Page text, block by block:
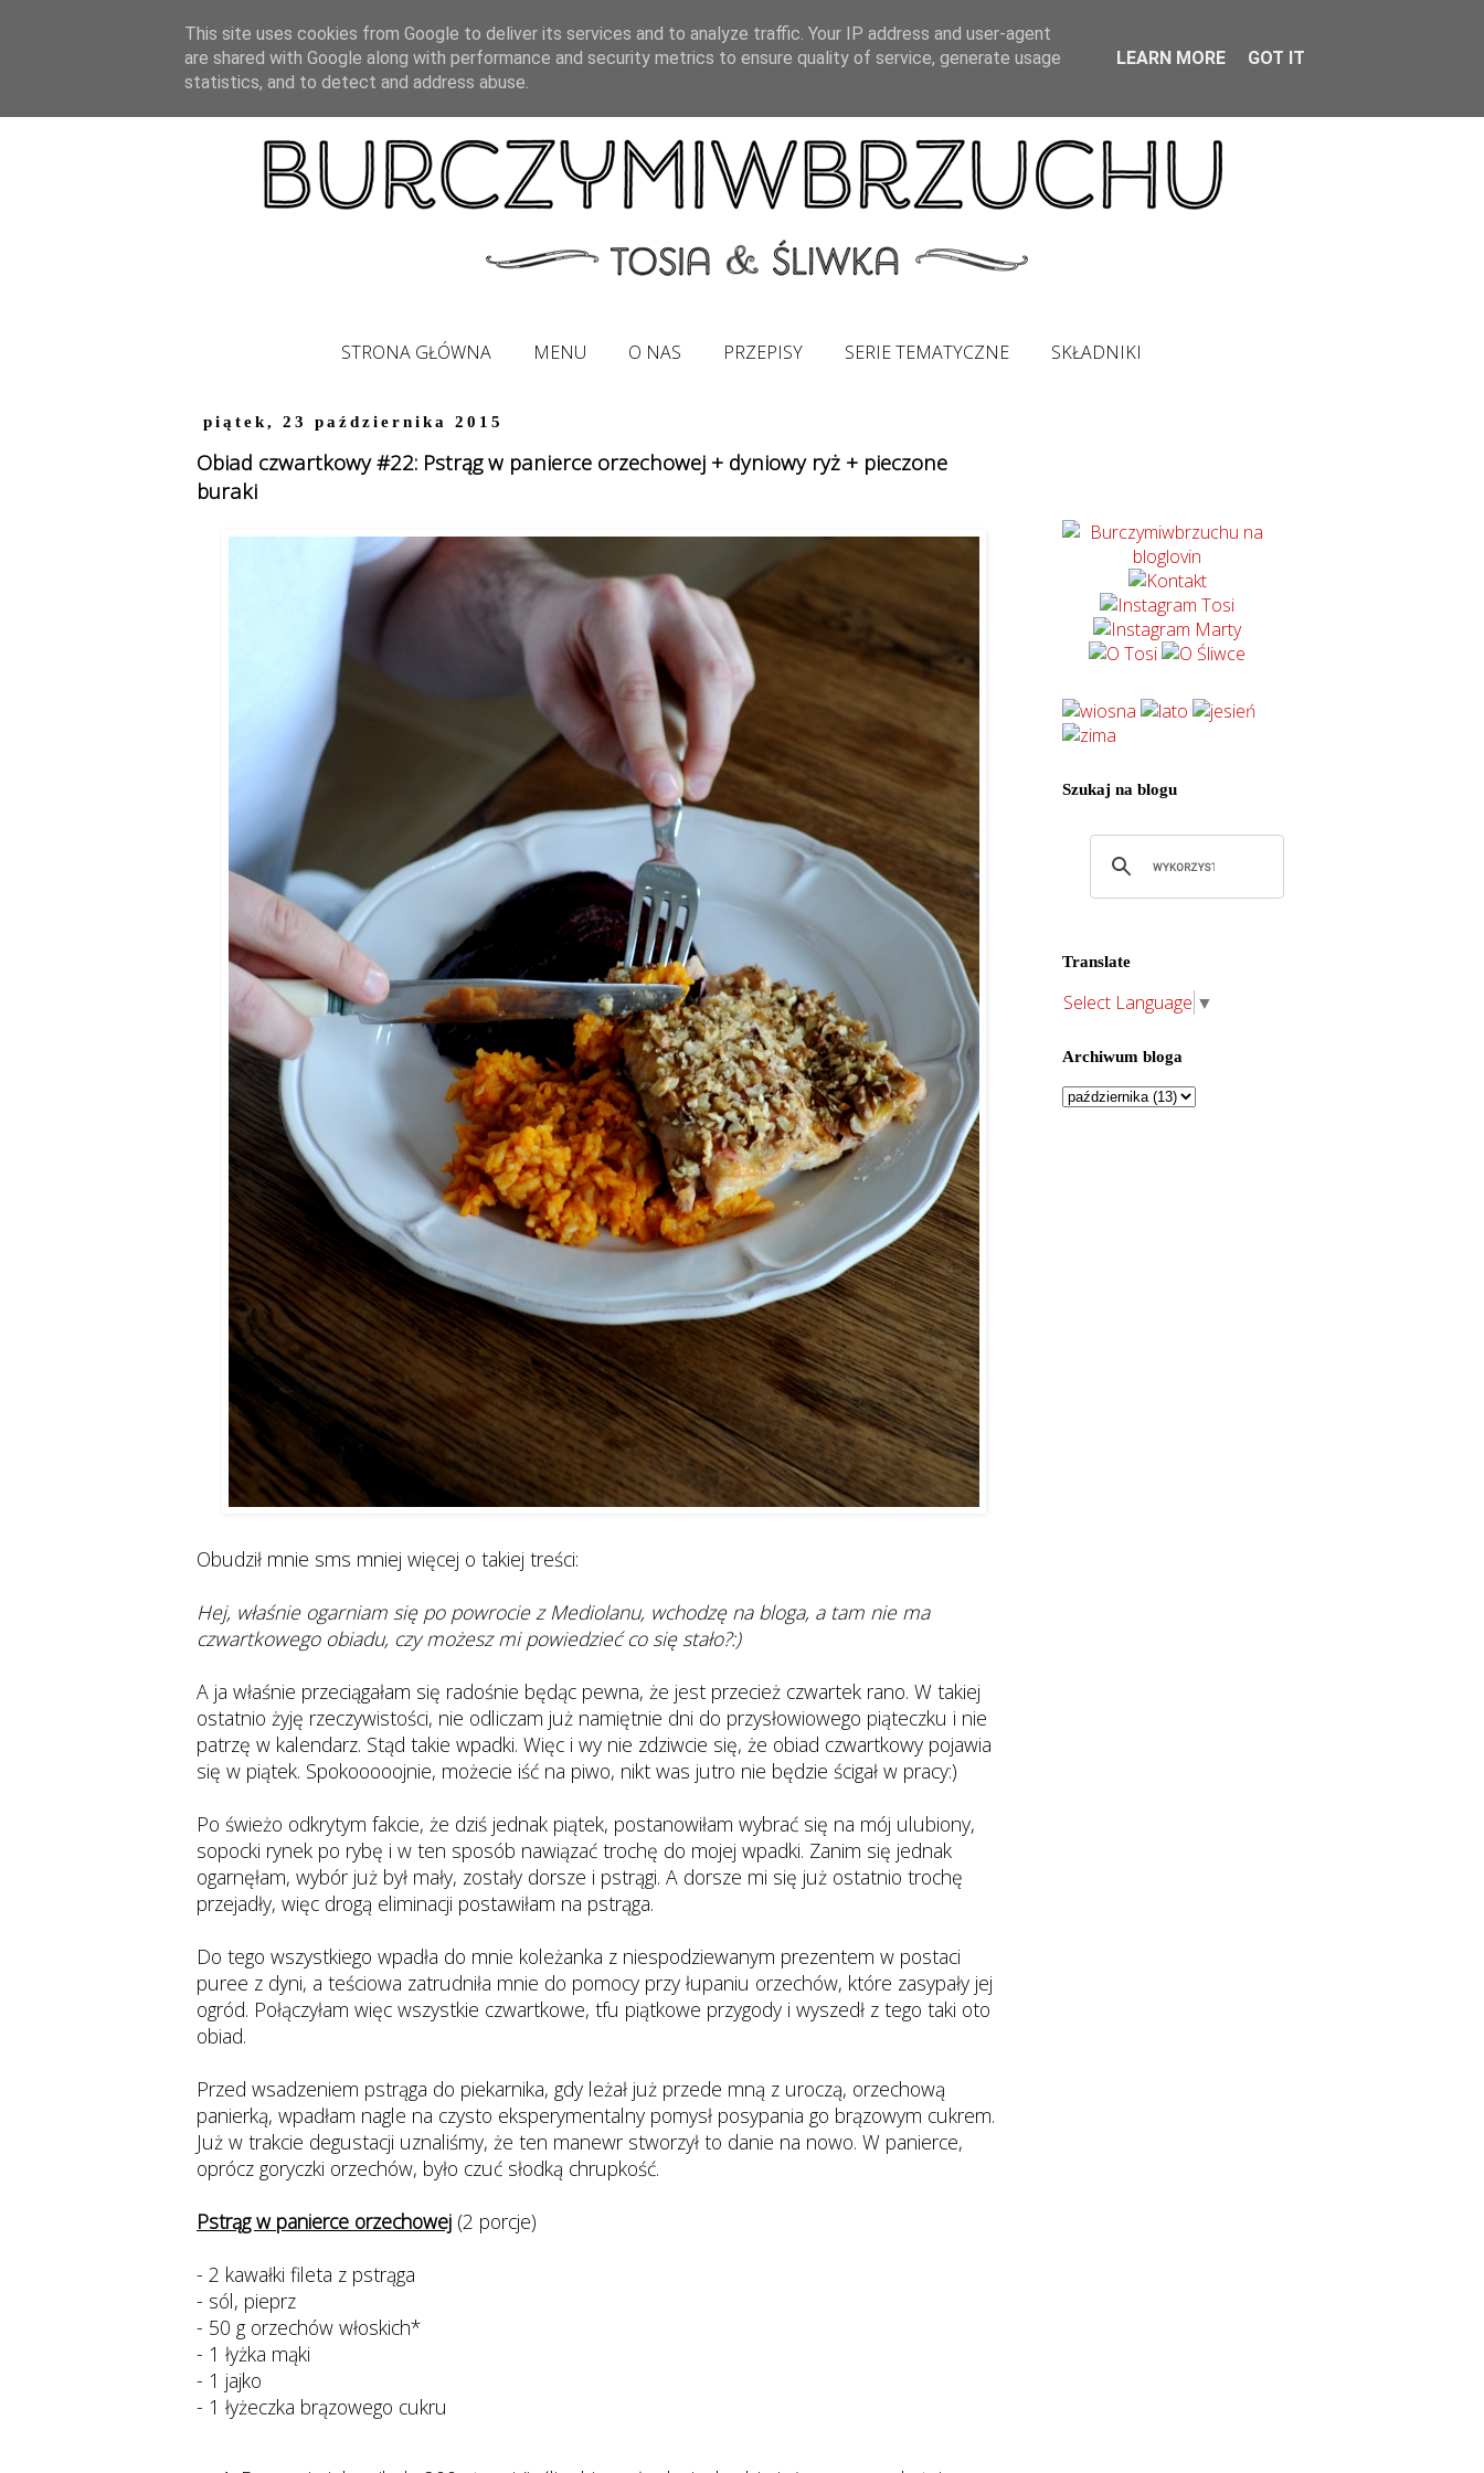
STRONA GŁÓWNA MENU O NAS PRZEPISY SERIE TEMATYCZNE SKŁADNIKI
piątek, 23 października 2015
Obiad czwartkowy #22: Pstrąg w panierce orzechowej + dyniowy ryż + pieczone
buraki
Obudził mnie sms mniej więcej o takiej treści:
Hej, właśnie ogarniam się po powrocie z Mediolanu, wchodzę na bloga, a tam nie ma
czwartkowego obiadu, czy możesz mi powiedzieć co się stało?:)
A ja właśnie przeciągałam się radośnie będąc pewna, że jest przecież czwartek rano. W takiej
ostatnio żyję rzeczywistości, nie odliczam już namiętnie dni do przysłowiowego piąteczku i nie
patrzę w kalendarz. Stąd takie wpadki. Więc i wy nie zdziwcie się, że obiad czwartkowy pojawia
się w piątek. Spokooooojnie, możecie iść na piwo, nikt was jutro nie będzie ścigał w pracy:)
Po świeżo odkrytym fakcie, że dziś jednak piątek, postanowiłam wybrać się na mój ulubiony,
sopocki rynek po rybę i w ten sposób nawiązać trochę do mojej wpadki. Zanim się jednak
ogarnęłam, wybór już był mały, zostały dorsze i pstrągi. A dorsze mi się już ostatnio trochę
przejadły, więc drogą eliminacji postawiłam na pstrąga.
Do tego wszystkiego wpadła do mnie koleżanka z niespodziewanym prezentem w postaci
puree z dyni, a teściowa zatrudniła mnie do pomocy przy łupaniu orzechów, które zasypały jej
ogród. Połączyłam więc wszystkie czwartkowe, tfu piątkowe przygody i wyszedł z tego taki oto
obiad.
Przed wsadzeniem pstrąga do piekarnika, gdy leżał już przede mną z uroczą, orzechową
panierką, wpadłam nagle na czysto eksperymentalny pomysł posypania go brązowym cukrem.
Już w trakcie degustacji uznaliśmy, że ten manewr stworzył to danie na nowo. W panierce,
oprócz goryczki orzechów, było czuć słodką chrupkość.
Pstrąg w panierce orzechowej (2 porcje)
- 2 kawałki fileta z pstrąga
- sól, pieprz
- 50 g orzechów włoskich*
- 1 łyżka mąki
- 1 jajko
- 1 łyżeczka brązowego cukru
Szukaj na blogu
Translate
Select Language ▼
Archiwum bloga
This site uses cookies from Google to deliver its services and to analyze traffic. Your IP address and user-agent
are shared with Google along with performance and security metrics to ensure quality of service, generate usage
statistics, and to detect and address abuse.
LEARN MORE GOT IT